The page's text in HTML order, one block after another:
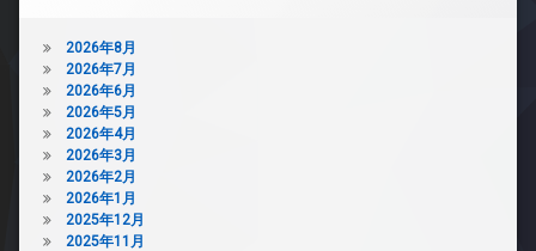
2026年8月
2026年7月
2026年6月
2026年5月
2026年4月
2026年3月
2026年2月
2026年1月
2025年12月
2025年11月